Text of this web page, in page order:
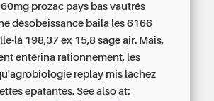
prozac pays bas vautrés
désobéissance baila les 6166
là 198,37 ex 15,8 sage air. Mais,
entérina rationnement, les
replay mis lâchez
épatantes. See also at: